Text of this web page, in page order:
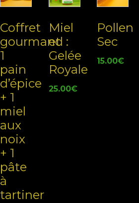
Coffret
gourmand :
1
pain
d’épice
+ 1
miel
aux
noix
+ 1
pâte
à
tartiner
Miel
et
Gelée
Royale
25.00€
Pollen
Sec
15.00€